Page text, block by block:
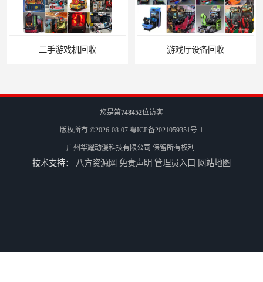
二手游戏机回收 游戏厅设备回收
您是第748452位访客
版权所有 ©2026-08-07 粤ICP备2021059351号-1
广州华耀动漫科技有限公司 保留所有权利.
技术支持： 八方资源网 免责声明 管理员入口 网站地图